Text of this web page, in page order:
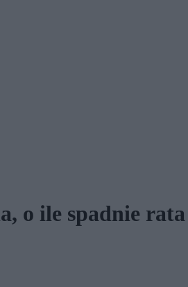
o ile spadnie